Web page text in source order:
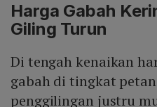
Harga Gabah
Giling Turun
Di tengah kenaikan
gabah di tingkat
penggilingan justru